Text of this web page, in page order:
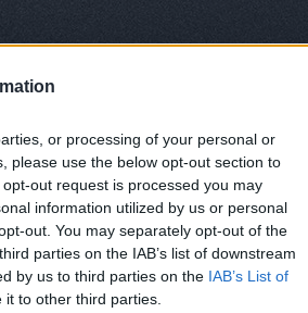
or processing of your personal or
please use the below opt-out section to
out request is processed you may
information utilized by us or personal
out. You may separately opt-out of the
parties on the IAB’s list of downstream
by us to third parties on the IAB’s List of
to other third parties.